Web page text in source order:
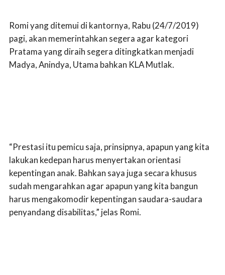
Romi yang ditemui di kantornya, Rabu (24/7/2019)
pagi, akan memerintahkan segera agar kategori
Pratama yang diraih segera ditingkatkan menjadi
Madya, Anindya, Utama bahkan KLA Mutlak.
“Prestasi itu pemicu saja, prinsipnya, apapun yang kita
lakukan kedepan harus menyertakan orientasi
kepentingan anak. Bahkan saya juga secara khusus
sudah mengarahkan agar apapun yang kita bangun
harus mengakomodir kepentingan saudara-saudara
penyandang disabilitas,” jelas Romi.